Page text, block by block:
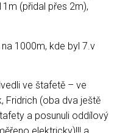
(přidal přes 2m),
1000m, kde byl 7.v
ve štafetě – ve
Fridrich (oba dva ještě
a posunuli oddílový